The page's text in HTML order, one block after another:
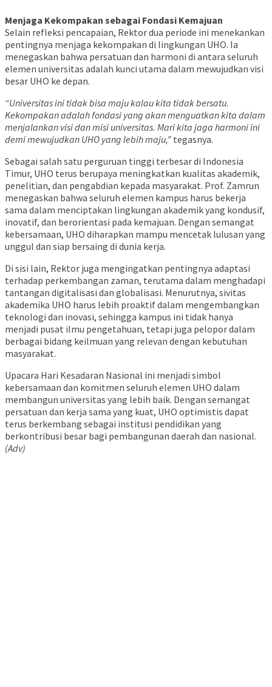
Menjaga Kekompakan sebagai Fondasi Kemajuan
Selain refleksi pencapaian, Rektor dua periode ini menekankan
pentingnya menjaga kekompakan di lingkungan UHO. Ia
menegaskan bahwa persatuan dan harmoni di antara seluruh
elemen universitas adalah kunci utama dalam mewujudkan visi
besar UHO ke depan.
“Universitas ini tidak bisa maju kalau kita tidak bersatu.
Kekompakan adalah fondasi yang akan menguatkan kita dalam
menjalankan visi dan misi universitas. Mari kita jaga harmoni ini
demi mewujudkan UHO yang lebih maju,” tegasnya.
Sebagai salah satu perguruan tinggi terbesar di Indonesia
Timur, UHO terus berupaya meningkatkan kualitas akademik,
penelitian, dan pengabdian kepada masyarakat. Prof. Zamrun
menegaskan bahwa seluruh elemen kampus harus bekerja
sama dalam menciptakan lingkungan akademik yang kondusif,
inovatif, dan berorientasi pada kemajuan. Dengan semangat
kebersamaan, UHO diharapkan mampu mencetak lulusan yang
unggul dan siap bersaing di dunia kerja.
Di sisi lain, Rektor juga mengingatkan pentingnya adaptasi
terhadap perkembangan zaman, terutama dalam menghadapi
tantangan digitalisasi dan globalisasi. Menurutnya, sivitas
akademika UHO harus lebih proaktif dalam mengembangkan
teknologi dan inovasi, sehingga kampus ini tidak hanya
menjadi pusat ilmu pengetahuan, tetapi juga pelopor dalam
berbagai bidang keilmuan yang relevan dengan kebutuhan
masyarakat.
Upacara Hari Kesadaran Nasional ini menjadi simbol
kebersamaan dan komitmen seluruh elemen UHO dalam
membangun universitas yang lebih baik. Dengan semangat
persatuan dan kerja sama yang kuat, UHO optimistis dapat
terus berkembang sebagai institusi pendidikan yang
berkontribusi besar bagi pembangunan daerah dan nasional.
(Adv)